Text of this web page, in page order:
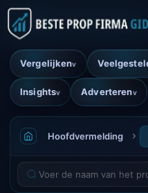
Vergelijkenv
Insightsv Adverterenv
Hoofdvermelding